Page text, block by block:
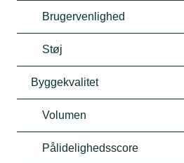
Brugervenlighed
Støj
Byggekvalitet
Volumen
Pålidelighedsscore